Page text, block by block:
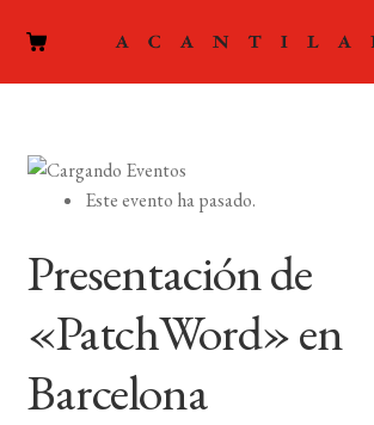
PODCAST
LA EDITORIAL
Este evento ha pasado.
Presentación de
«PatchWord» en
Barcelona